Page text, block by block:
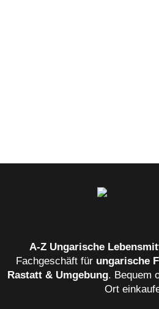
A‑Z Ungarische
Fachgeschäft für ungarische
Rastatt & Umgebung. Bequem
Ort